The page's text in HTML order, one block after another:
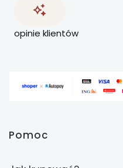
opinie klientów
Linki w stopce
Pomoc